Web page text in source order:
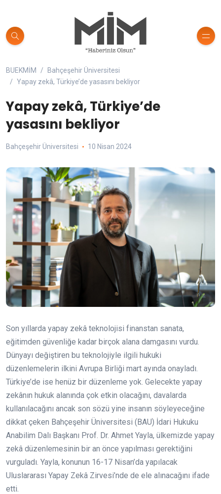
BUEKMİM
Bahçeşehir Üniversitesi
Yapay zekâ, Türkiye’de yasasını bekliyor
Yapay zekâ, Türkiye’de
yasasını bekliyor
Bahçeşehir Üniversitesi 10 Nisan 2024
Son yıllarda yapay zekâ teknolojisi finanstan sanata,
eğitimden güvenliğe kadar birçok alana damgasını vurdu.
Dünyayı değiştiren bu teknolojiyle ilgili hukuki
düzenlemelerin ilkini Avrupa Birliği mart ayında onayladı.
Türkiye’de ise henüz bir düzenleme yok. Gelecekte yapay
zekânın hukuk alanında çok etkin olacağını, davalarda
kullanılacağını ancak son sözü yine insanın söyleyeceğine
dikkat çeken Bahçeşehir Üniversitesi (BAU) İdari Hukuku
Anabilim Dalı Başkanı Prof. Dr. Ahmet Yayla, ülkemizde yapay
zekâ düzenlemesinin bir an önce yapılması gerektiğini
vurguladı. Yayla, konunun 16-17 Nisan’da yapılacak
Uluslararası Yapay Zekâ Zirvesi’nde de ele alınacağını ifade
etti.